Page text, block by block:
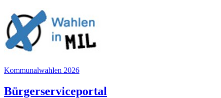
Kommunalwahlen 2026
Bürgerserviceportal